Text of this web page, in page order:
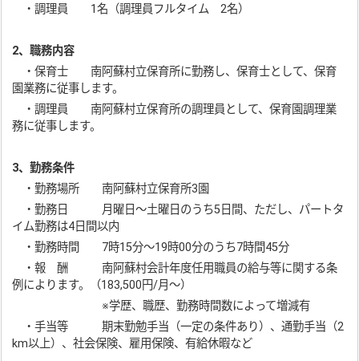
・調理員 1名（調理員フルタイム 2名）
2、職務内容
・保育士 南阿蘇村立保育所に勤務し、保育士として、保育
園業務に従事します。
・調理員 南阿蘇村立保育所の調理員として、保育園調理業
務に従事します。
3、勤務条件
・勤務場所 南阿蘇村立保育所3園
・勤務日 月曜日～土曜日のうち5日間、ただし、パートタ
イム勤務は4日間以内
・勤務時間 7時15分～19時00分のうち7時間45分
・報 酬 南阿蘇村会計年度任用職員の給与等に関する条
例によります。（183,500円/月～）
※学歴、職歴、勤務時間数によって増減有
・手当等 期末勤勉手当（一定の条件あり）、通勤手当（2
km以上）、社会保険、雇用保険、有給休暇など